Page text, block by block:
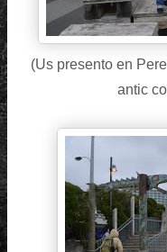
(Us presento en
antic